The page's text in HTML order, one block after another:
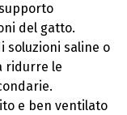
del gatto.
soluzioni saline o
ridurre le
e ben ventilato